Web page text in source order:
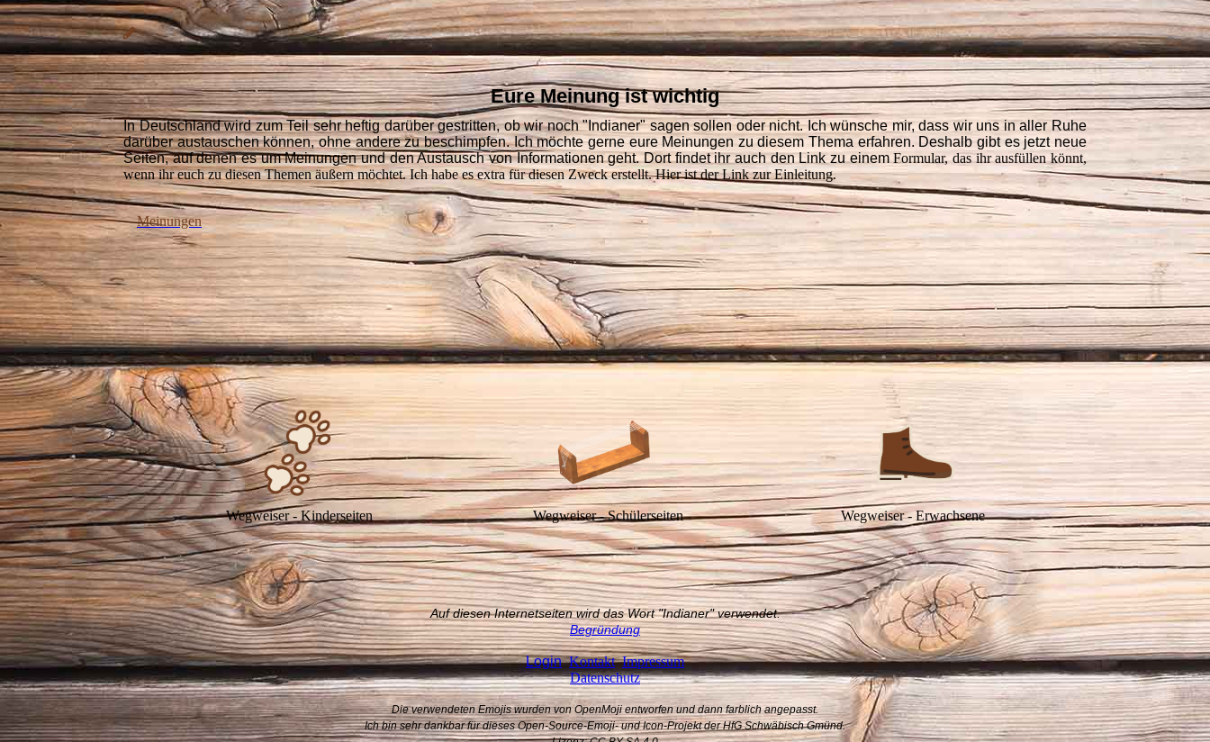
Eure Meinung ist wichtig
In Deutschland wird zum Teil sehr heftig darüber gestritten, ob wir noch "Indianer" sagen sollen oder nicht. Ich wünsche mir, dass wir uns in aller Ruhe
darüber austauschen können, ohne andere zu beschimpfen. Ich möchte gerne eure Meinungen zu diesem Thema erfahren. Deshalb gibt es jetzt neue
Seiten, auf denen es um Meinungen und den Austausch von Informationen geht. Dort findet ihr auch den Link zu einemFormular, das ihr ausfüllen könnt,
wenn ihr euch zu diesen Themen äußern möchtet. Ich habe es extra für diesen Zweck erstellt. Hier ist der Link zur Einleitung.
Meinungen
Wegweiser - Kinderseiten Wegweiser - Schülerseiten Wegweiser - Erwachsene
Auf diesen Internetseiten wird das Wort "Indianer" verwendet.
Begründung
Login Kontakt Impressum
Datenschutz
Die verwendeten Emojis wurden von OpenMoji entworfen und dann farblich angepasst.
Ich bin sehr dankbar für dieses Open-Source-Emoji- und Icon-Projekt der HfG Schwä­bisch Gmünd.